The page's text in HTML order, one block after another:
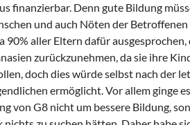
finanzierbar. Denn gute Bildung
und auch Nöten der Betroffenen
90% aller Eltern dafür
zurückzunehmen, da sie ihre
doch dies würde selbst nach der
ermöglicht. Vor allem ginge
von G8 nicht um bessere Bildung,